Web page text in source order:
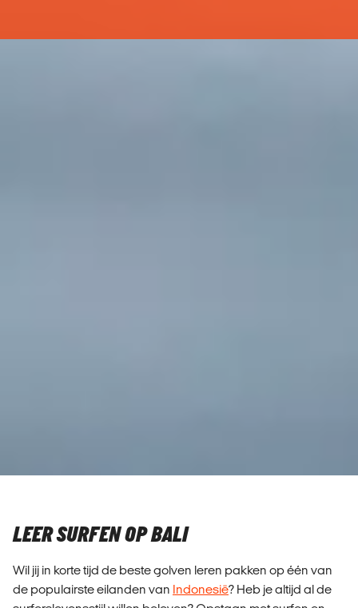
LEER SURFEN OP BALI
Wil jij in korte tijd de beste golven leren pakken op één van
de populairste eilanden van Indonesië? Heb je altijd al de